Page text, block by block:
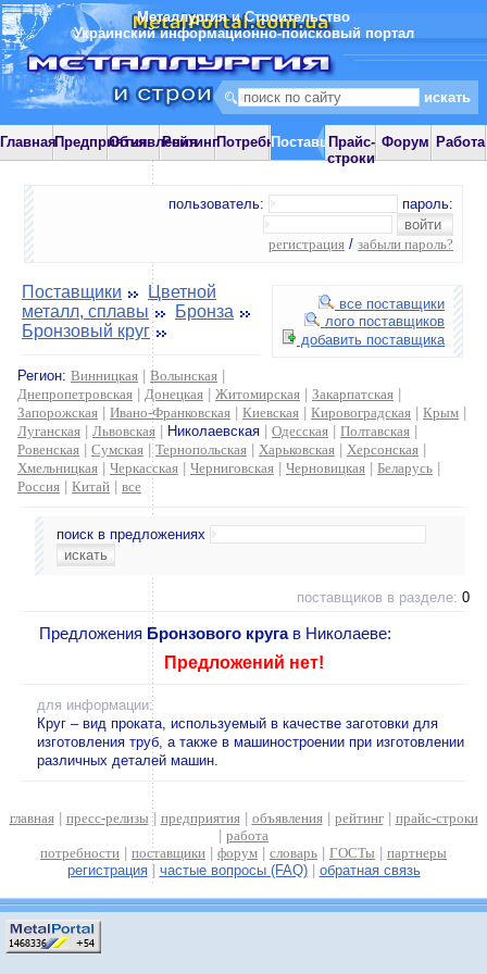
Металлургия и Строительство
Украинский информационно-поисковый портал
ГлавнаяПредприятияОбъявления
РейтингПотребностиПоставщики
Прайс-
строки
Форум Работа
пользователь: пароль:
регистрация / забыли пароль?
все поставщики
лого поставщиков
добавить поставщика
Поставщики
Цветной
металл, сплавы
Бронза
Бронзовый круг
Регион: Винницкая Волынская
Днепропетровская
Донецкая Житомирская Закарпатская
Запорожская
Ивано-Франковская Киевская Кировоградская Крым
Луганская
Львовская Николаевская Одесская Полтавская
Ровенская
Сумская |Тернопольская Харьковская Херсонская
Хмельницкая
Черкасская Черниговская Черновицкая Беларусь
Россия
Китай все
поиск в предложениях
поставщиков в разделе: 0
Предложения Бронзового кругав Николаеве:
Предложений нет!
для информации:
Круг – вид проката, используемый в качестве заготовки для
изготовления труб, а также в машиностроении при изготовлении
различных деталей машин.
главная| пресс-релизы | предприятия| объявления| рейтинг| прайс-строки
работа
потребности
поставщики форум словарь ГОСТы
партнеры
регистрация| частые вопросы (FAQ)| обратная связь